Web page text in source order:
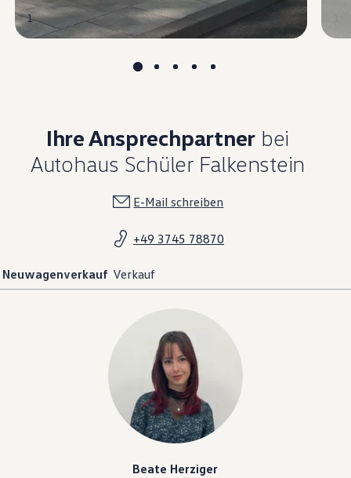
1
Ihre Ansprechpartner bei
Autohaus Schüler Falkenstein
E-Mail schreiben
+49 3745 78870
Neuwagenverkauf Verkauf
Beate Herziger